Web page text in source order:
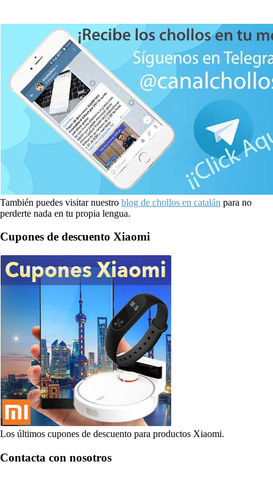
También puedes visitar nuestro blog de chollos en catalán para no
perderte nada en tu propia lengua.
Cupones de descuento Xiaomi
Los últimos cupones de descuento para productos Xiaomi.
Contacta con nosotros